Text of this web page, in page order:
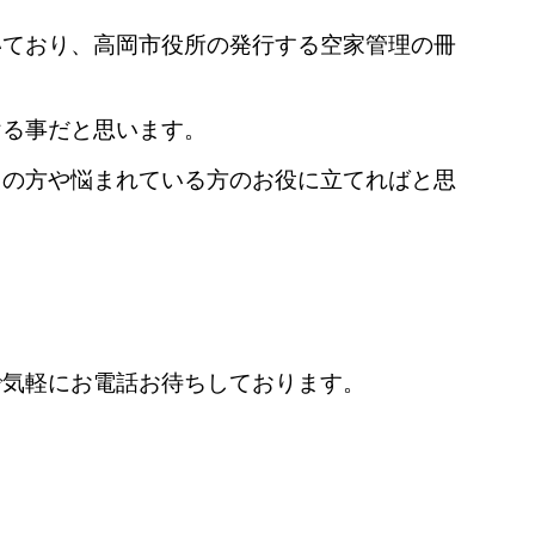
おり、高岡市役所の発行する空家管理の冊
事だと思います。
方や悩まれている方のお役に立てればと思
軽にお電話お待ちしております。